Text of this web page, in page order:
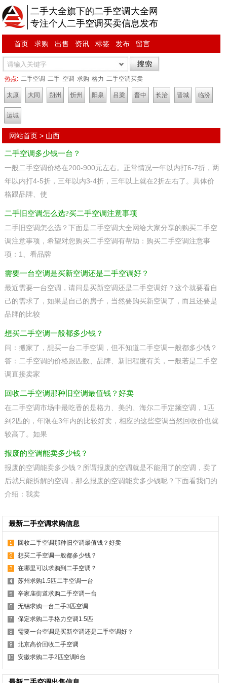
二手大全旗下的二手空调大全网
专注个人二手空调买卖信息发布
首页 求购 出售 资讯 标签 发布 留言
热点: 二手空调 二手 空调 求购 格力 二手空调买卖
太原 大同 朔州 忻州 阳泉 吕梁 晋中 长治 晋城 临汾
运城
网站首页 > 山西
二手空调多少钱一台？
一般二手空调价格在200-900元左右。正常情况一年以内打6-7折，两
年以内打4-5折，三年以内3-4折，三年以上就在2折左右了。具体价
格跟品牌、使
二手旧空调怎么选?买二手空调注意事项
二手旧空调怎么选？下面是二手空调大全网给大家分享的购买二手空
调注意事项，希望对您购买二手空调有帮助：购买二手空调注意事
项：1、看品牌
需要一台空调是买新空调还是二手空调好？
最近需要一台空调，请问是买新空调还是二手空调好？这个就要看自
己的需求了，如果是自己的房子，当然要购买新空调了，而且还要是
品牌的比较
想买二手空调一般都多少钱？
问：搬家了，想买一台二手空调，但不知道二手空调一般都多少钱？
答：二手空调的价格跟匹数、品牌、新旧程度有关，一般若是二手空
调直接卖家
回收二手空调那种旧空调最值钱？好卖
在二手空调市场中最吃香的是格力、美的、海尔二手定频空调，1匹
到2匹的，年限在3年内的比较好卖，相应的这些空调当然回收价也就
较高了。如果
报废的空调能卖多少钱？
报废的空调能卖多少钱？所谓报废的空调就是不能用了的空调，卖了
后就只能拆解的空调，那么报废的空调能卖多少钱呢？下面看我们的
介绍：我卖
最新二手空调求购信息
回收二手空调那种旧空调最值钱？好卖
想买二手空调一般都多少钱？
在哪里可以求购到二手空调？
苏州求购1.5匹二手空调一台
辛家庙街道求购二手空调一台
无锡求购一台二手3匹空调
保定求购二手格力空调1.5匹
需要一台空调是买新空调还是二手空调好？
北京高价回收二手空调
安徽求购二手2匹空调6台